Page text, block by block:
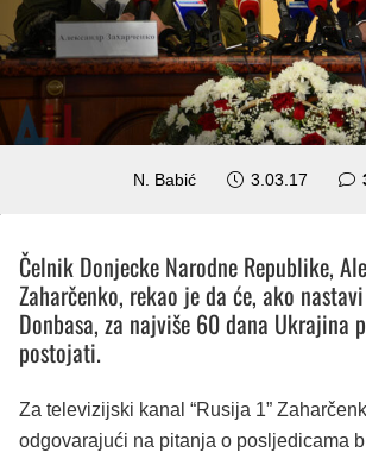
N. Babić 3.03.17
Čelnik Donjecke Narodne Republike,
Zaharčenko, rekao je da će, ako
Donbasa, za najviše 60 dana Ukrajina
postojati.
Za televizijski kanal “Rusija 1”
odgovarajući na pitanja o posljedicama